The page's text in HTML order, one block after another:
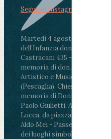
Martedì 4 agosto2026
ore
dell’Infanzia don Aldo Mei -
Castracani 435 -
memoria di don Aldo Mei
Artistico e Musicale
(Pescaglia), Chiesa
memoria di Don Aldo Mei
Paolo Giulietti, Arcivescovo
Lucca, da piazza San
Aldo Mei - Passeggiata della
dei luoghi simbolo della città.
Segui su Instagram